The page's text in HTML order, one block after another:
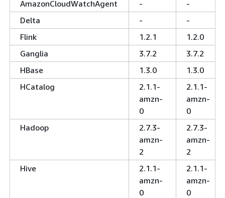
AmazonCloudWatchAgent
-
-
Delta
-
-
Flink
1.2.1
1.2.0
Ganglia
3.7.2
3.7.2
HBase
1.3.0
1.3.0
HCatalog
2.1.1-
amzn-
0
2.1.1-
amzn-
0
Hadoop
2.7.3-
amzn-
2
2.7.3-
amzn-
2
Hive
2.1.1-
amzn-
0
2.1.1-
amzn-
0